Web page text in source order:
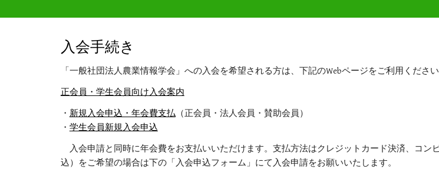
入会手続き
「一般社団法人農業情報学会」への入会を希望される方は、下記のWebページをご利用ください
正会員・学生会員向け入会案内
・ 新規入会申込・年会費支払（正会員・法人会員・賛助会員）
・ 学生会員新規入会申込
入会申請と同時に年会費をお支払いいただけます。支払方法はクレジットカード決済、コン
込）をご希望の場合は下の「入会申込フォーム」にて入会申請をお願いいたします。